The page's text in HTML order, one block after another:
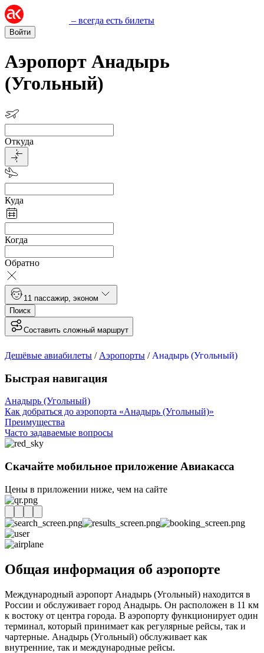
– всегда есть билеты
Войти
Аэропорт Анадырь
(Угольный)
Откуда
Куда
Когда
Обратно
1 1 пассажир эконом
Поиск
Составить сложный маршрут
Дешёвые авиабилеты / Аэропорты / Анадырь (Угольный)
Быстрая навигация
Анадырь (Угольный)
Как добраться до аэропорта «Анадырь (Угольный)»
Преимущества
Часто задаваемые вопросы
Скачайте мобильное приложение Авиакасса
Цены в приложении ниже, чем на сайте
Общая информация об аэропорте
Международный аэропорт Анадырь (Угольный) находится в
России и обслуживает город Анадырь. Он расположен в 11 км
к востоку от центра города. В аэропорту функционирует один
терминал, который принимает как регулярные рейсы, так и
чартерные. Анадырь (Угольный) обслуживает как
внутренние, так и международные рейсы.